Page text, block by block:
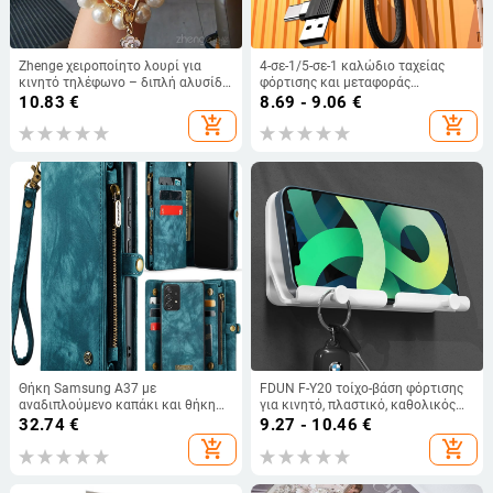
Zhenge χειροποίητο λουρί για
κινητό τηλέφωνο – διπλή αλυσίδα
με μαργαριτάρια, πολυλειτουργικό
10.83 €
add_shopping_cart
4-σε-1/5-σε-1 καλώδιο ταχείας
φόρτισης και μεταφοράς
δεδομένων με Mini USB, Lightning
και Type-C, συμβατό με Apple,
Android και Huawei, μήκος 0,5–1
8.69 - 9.06 €
add_shopping_cart
Θήκη Samsung A37 με
αναδιπλούμενο καπάκι και θήκη
καρτών, προστασία από πτώσεις,
A16 θήκη-πορτοφόλι καρτών, A56
θήκη τηλεφώνου με μαγνητικό
32.74€
add_shopping_cart
FDUN F-Y20 τοίχο-βάση φόρτισης
για κινητό, πλαστικό, καθολικός
στυλ, μη παραμετροποιήσιμο
9.27 - 10.46 €
add_shopping_cart